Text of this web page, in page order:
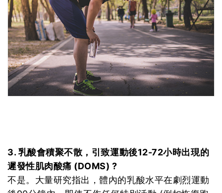
3. 乳酸會積聚不散，引致運動後12-72小時出現的
遲發性肌肉酸痛 (DOMS) ?
不是。大量研究指出，體內的乳酸水平在劇烈運動